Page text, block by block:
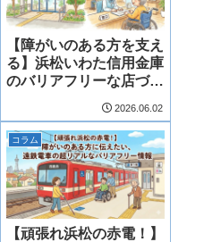
【障がいのある方を支え
る】浜松いわた信用金庫
のバリアフリーな店づく
りと障がい者アートの温
かい世界
2026.06.02
コラム
【頑張れ浜松の赤電！】